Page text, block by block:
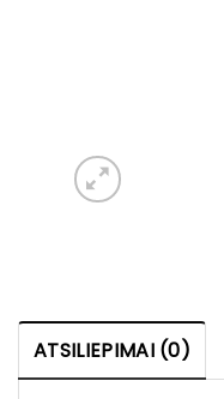
ATSILIEPIMAI (0)